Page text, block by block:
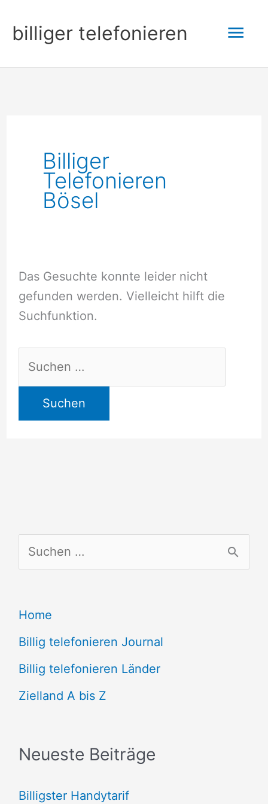
Inhalt
springen
billiger telefonieren
Billiger
Telefonieren
Bösel
Das Gesuchte konnte leider nicht
gefunden werden. Vielleicht hilft die
Suchfunktion.
nach:
u
h
e
n
n
h
Home
Billig telefonieren Journal
Billig telefonieren Länder
Zielland A bis Z
Neueste Beiträge
Billigster Handytarif